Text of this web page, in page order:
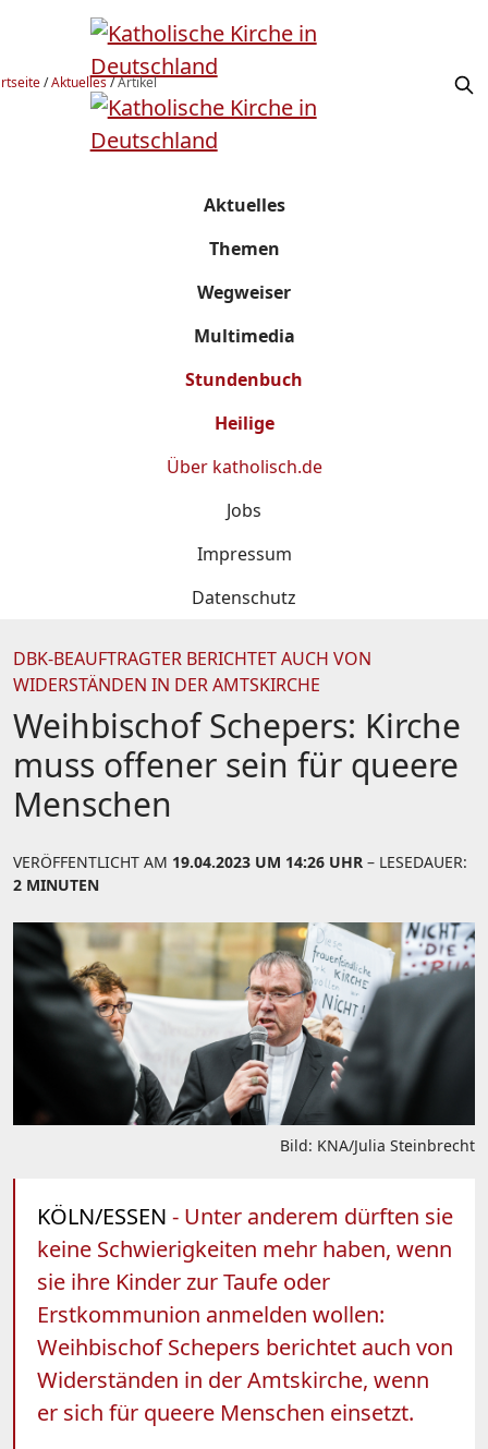
/Aktuelles/Artikel
Aktuelles
Themen
Wegweiser
Multimedia
Stundenbuch
Heilige
Über katholisch.de
Jobs
Impressum
Datenschutz
DBK-BEAUFTRAGTER BERICHTET AUCH VON
WIDERSTÄNDEN IN DER AMTSKIRCHE
Weihbischof Schepers: Kirche
muss offener sein für queere
Menschen
VERÖFFENTLICHT AM 19.04.2023 UM 14:26 UHR – LESEDAUER:
2 MINUTEN
Bild: KNA/Julia Steinbrecht
KÖLN/ESSEN - Unter anderem dürften sie
keine Schwierigkeiten mehr haben, wenn
sie ihre Kinder zur Taufe oder
Erstkommunion anmelden wollen:
Weihbischof Schepers berichtet auch von
Widerständen in der Amtskirche, wenn
er sich für queere Menschen einsetzt.